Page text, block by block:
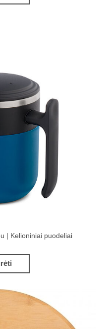
| Kelioniniai puodeliai